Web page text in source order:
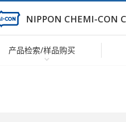
NIPPON CHEMI-CON
产品检索/样品购买